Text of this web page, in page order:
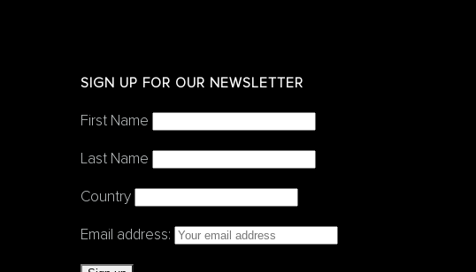
SIGN UP FOR OUR NEWSLETTER
First Name
Last Name
Country
Email address: